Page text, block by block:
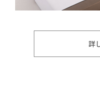
詳